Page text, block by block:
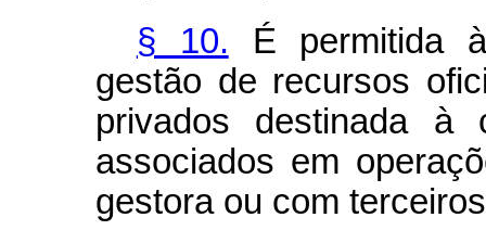
§ 10. É permitida
gestão de recursos
privados destinada à
associados em
gestora ou com